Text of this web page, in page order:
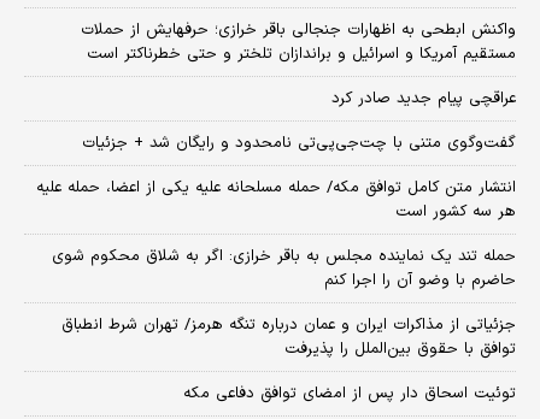
واکنش ابطحی به اظهارات جنجالی باقر خرازی؛ حرفهایش از حملات
مستقیم آمریکا و اسرائیل و براندازان تلختر و حتی خطرناکتر است
عراقچی پیام جدید صادر کرد
گفت‌وگوی متنی با چت‌جی‌پی‌تی نامحدود و رایگان شد + جزئیات
انتشار متن کامل توافق مکه/ حمله مسلحانه علیه یکی از اعضا، حمله علیه
هر سه کشور است
حمله تند یک نماینده مجلس به باقر خرازی: اگر به شلاق محکوم شوی
حاضرم با وضو آن را اجرا کنم
جزئیاتی از مذاکرات ایران و عمان درباره تنگه هرمز/ تهران شرط انطباق
توافق با حقوق بین‌الملل را پذیرفت
توئیت اسحاق دار پس از امضای توافق دفاعی مکه